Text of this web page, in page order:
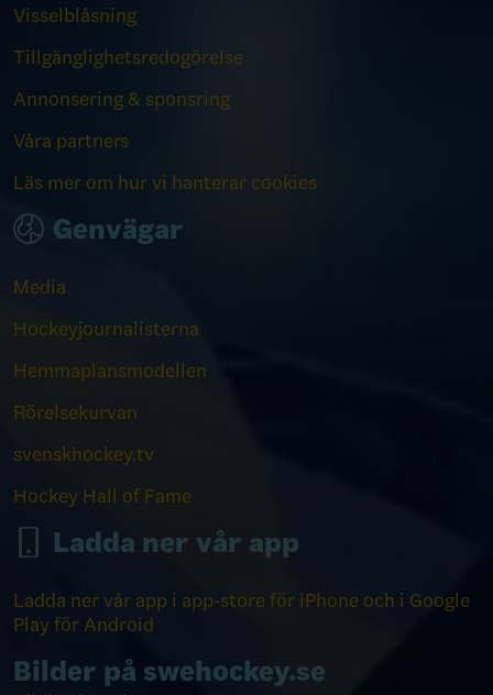
Visselblåsning
Tillgänglighetsredogörelse
Annonsering & sponsring
Våra partners
Läs mer om hur vi hanterar cookies
Genvägar
Media
Hockeyjournalisterna
Hemmaplansmodellen
Rörelsekurvan
svenskhockey.tv
Hockey Hall of Fame
Ladda ner vår app
Ladda ner vår app i app-store för iPhone och i Google
Play för Android
Bilder på swehockey.se